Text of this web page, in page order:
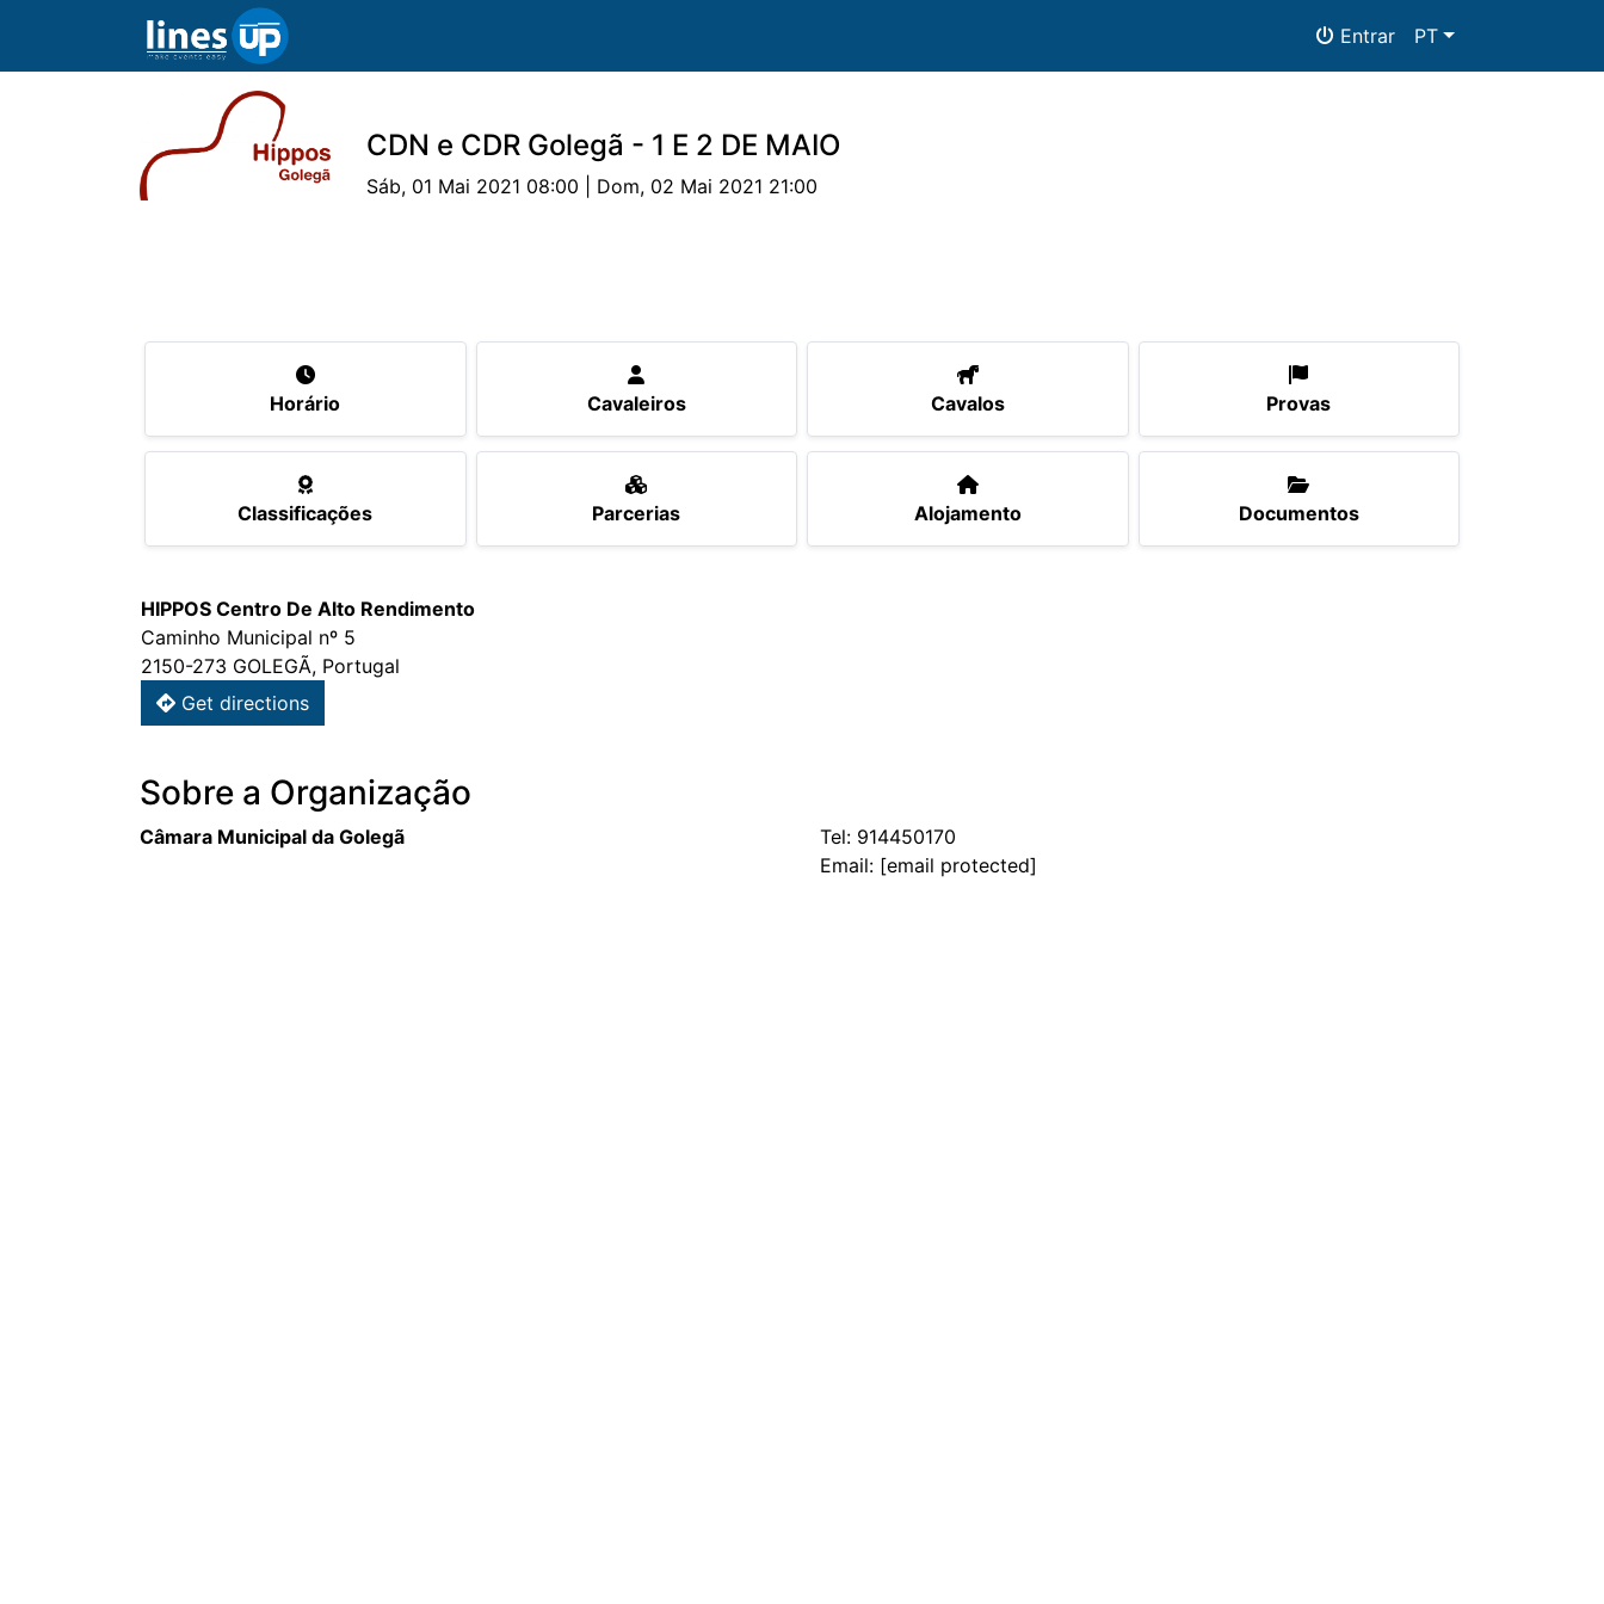
Entrar PT
CDN e CDR Golegã - 1 E 2 DE MAIO
Sáb, 01 Mai 2021 08:00 | Dom, 02 Mai 2021 21:00
Horário Cavaleiros Cavalos Provas
Classificações Parcerias Alojamento Documentos
HIPPOS Centro De Alto Rendimento
Caminho Municipal nº 5
2150-273 GOLEGÃ, Portugal
Get directions
Sobre a Organização
Câmara Municipal da Golegã Tel: 914450170
Email: [email protected]